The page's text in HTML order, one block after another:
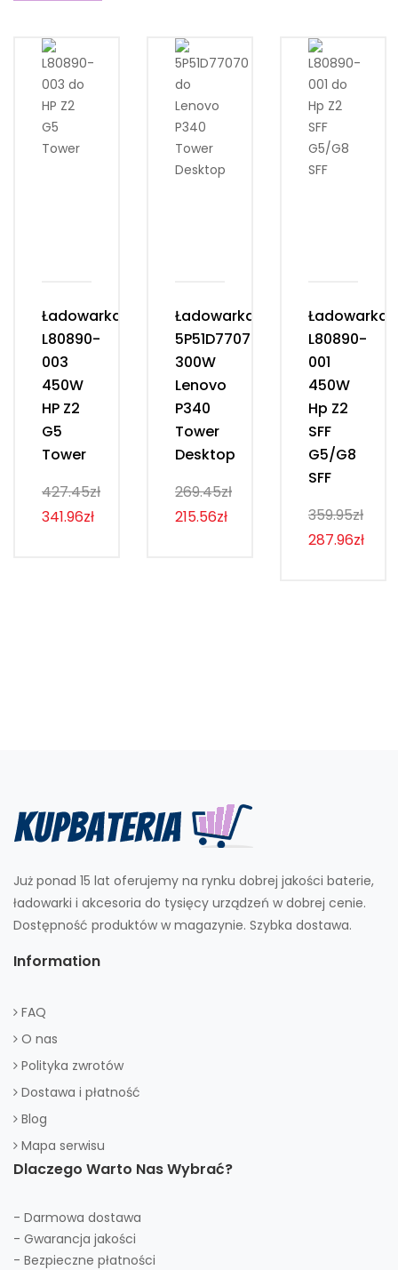
Ładowarka
L80890-
003
450W
HP Z2
G5
Tower
427.45zł
341.96zł
Ładowarka
5P51D77070
300W
Lenovo
P340
Tower
Desktop
269.45zł
215.56zł
Ładowarka
L80890-
001
450W
Hp Z2
SFF
G5/G8
SFF
359.95zł
287.96zł
Już ponad 15 lat oferujemy na rynku dobrej jakości baterie,
ładowarki i akcesoria do tysięcy urządzeń w dobrej cenie.
Dostępność produktów w magazynie. Szybka dostawa.
Information
FAQ
O nas
Polityka zwrotów
Dostawa i płatność
Blog
Mapa serwisu
Dlaczego Warto Nas Wybrać?
- Darmowa dostawa
- Gwarancja jakości
- Bezpieczne płatności